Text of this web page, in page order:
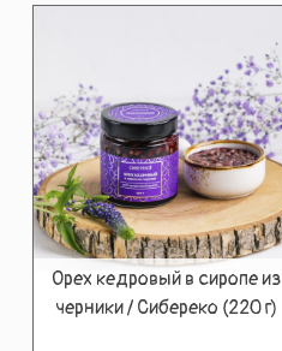
Орех кедровый в сиропе из
черники / Сибереко (220 г)